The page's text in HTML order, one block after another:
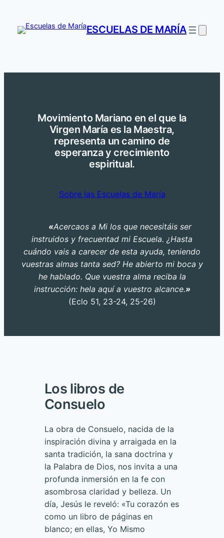
contenido
ESCUELAS DE MARÍA
Movimiento Mariano en el que la
Virgen María es la Maestra,
representa un camino de
esperanza y crecimiento
espiritual.
Sobre las Escuelas de María
«Acercaos a Mi los que necesitáis ser
instruidos y frecuentad mi Escuela. ¿Hasta
cuándo vais a carecer de esta ayuda, teniendo
vuestras almas tanta sed? He abierto mi boca y
he hablado. Que vuestra alma reciba la
instrucción: hela aquí a vuestro alcance.»
(Eclo 51, 23-24, 25-26)
Los libros de
Consuelo
La obra de Consuelo, nacida de la
inspiración divina y arraigada en la
santa tradición, la sana doctrina y
la Palabra de Dios, nos invita a una
profunda inmersión en la fe con
asombrosa claridad y belleza. Un
día, Jesús le reveló: «Tu corazón es
como un libro de páginas en
blanco; en ellas, Yo Mismo